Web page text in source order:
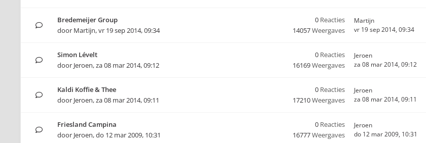
Bredemeijer Group
door Martijn,vr 19 sep 2014, 09:34
0 Reacties
14057Weergaves
Martijn
vr 19 sep 2014, 09:34
Simon Lévelt
door Jeroen,za 08 mar 2014, 09:12
0 Reacties
16169Weergaves
Jeroen
za 08 mar 2014, 09:12
Kaldi Koffie & Thee
door Jeroen,za 08 mar 2014, 09:11
0 Reacties
17210Weergaves
Jeroen
za 08 mar 2014, 09:11
Friesland Campina
door Jeroen,do 12 mar 2009, 10:31
0 Reacties
16777Weergaves
Jeroen
do 12 mar 2009, 10:31